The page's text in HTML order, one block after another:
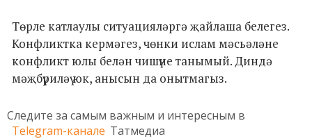
Төрле катлаулы ситуацияләргә җайлаша белегез.
Конфликтка кермәгез, чөнки ислам мәсьәләне
конфликт юлы белән чишүне танымый. Диндә
мәҗбүриләү юк, анысын да онытмагыз.
Следите за самым важным и интересным в
Telegram-канале Татмедиа